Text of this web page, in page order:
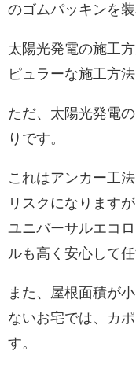
のゴムパッキンを装
太陽光発電の施工
ピュラーな施工方法
ただ、太陽光発電
りです。
これはアンカー工
リスクになります
ユニバーサルエコ
ルも高く安心して
また、屋根面積が
ないお宅では、カ
す。